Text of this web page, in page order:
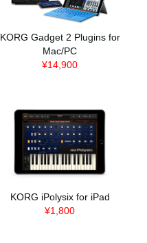
KORG Gadget 2 Plugins for
Mac/PC
¥14,900
KORG iPolysix for iPad
¥1,800